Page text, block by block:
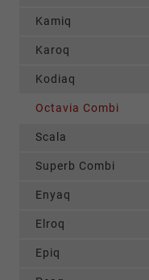
Kamiq
Karoq
Kodiaq
Octavia Combi
Scala
Superb Combi
Enyaq
Elroq
Epiq